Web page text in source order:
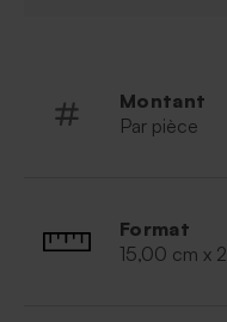
Montant
Par pièce
Format
15,00 cm x